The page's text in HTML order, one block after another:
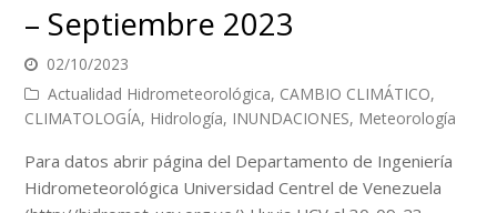
– Septiembre 2023
02/10/2023
Actualidad Hidrometeorológica, CAMBIO CLIMÁTICO,
CLIMATOLOGÍA, Hidrología, INUNDACIONES, Meteorología
Para datos abrir página del Departamento de Ingeniería
Hidrometeorológica Universidad Centrel de Venezuela